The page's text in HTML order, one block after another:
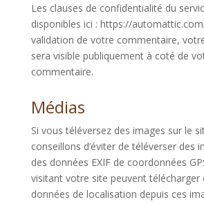
Les clauses de confidentialité du
disponibles ici : https://
validation de votre commentaire,
sera visible publiquement à coté de
commentaire.
Médias
Si vous téléversez des images sur le
conseillons d’éviter de téléverser des
des données EXIF de coordonnées
visitant votre site peuvent télécharger
données de localisation depuis ces